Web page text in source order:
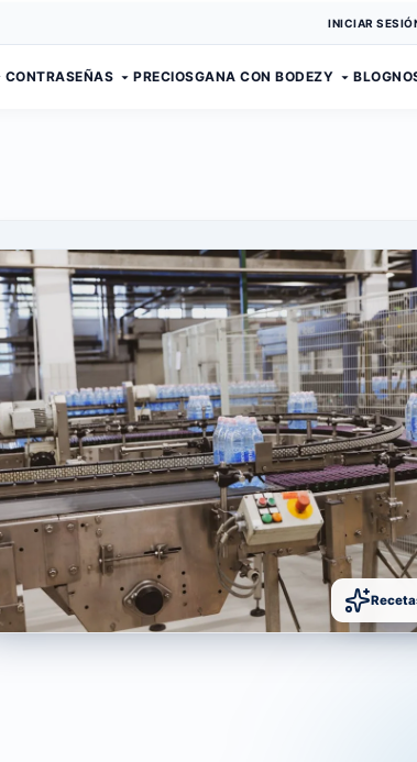
INICIAR
CONTRASEÑAS PRECIOSGANA CON BODEZY BLOG